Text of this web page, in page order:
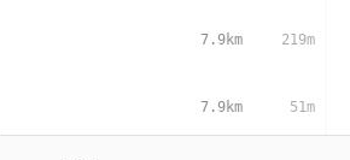
7.9km 219m
7.9km 51m